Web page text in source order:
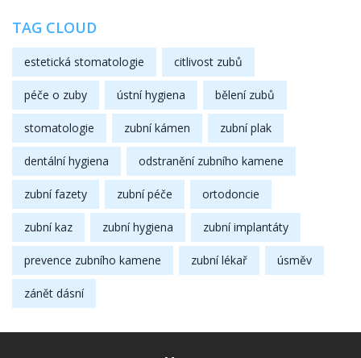
TAG CLOUD
estetická stomatologie citlivost zubů
péče o zuby ústní hygiena bělení zubů
stomatologie zubní kámen zubní plak
dentální hygiena odstranění zubního kamene
zubní fazety zubní péče ortodoncie
zubní kaz zubní hygiena zubní implantáty
prevence zubního kamene zubní lékař úsměv
zánět dásní